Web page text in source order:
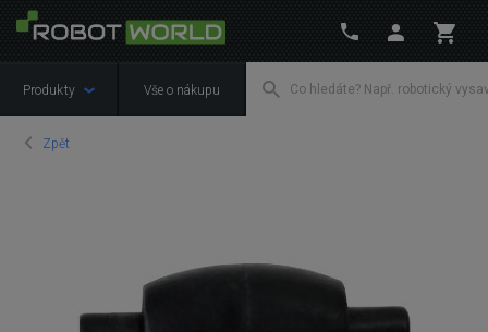
Produkty Vše o nákupu
Zpět